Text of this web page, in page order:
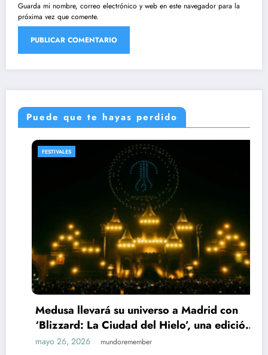
Guarda mi nombre, correo electrónico y web en este navegador para la
próxima vez que comente.
Puede que te hayas perdido
llevará su universo a Madrid con
La Ciudad del Hielo’, una edición
para 9.000 personas en IFEMA
26, 2026 mundoremember
con